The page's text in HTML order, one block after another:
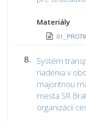
Materiály
8.
Systém
riadenia v
majoritnou
mesta SR
organizácii